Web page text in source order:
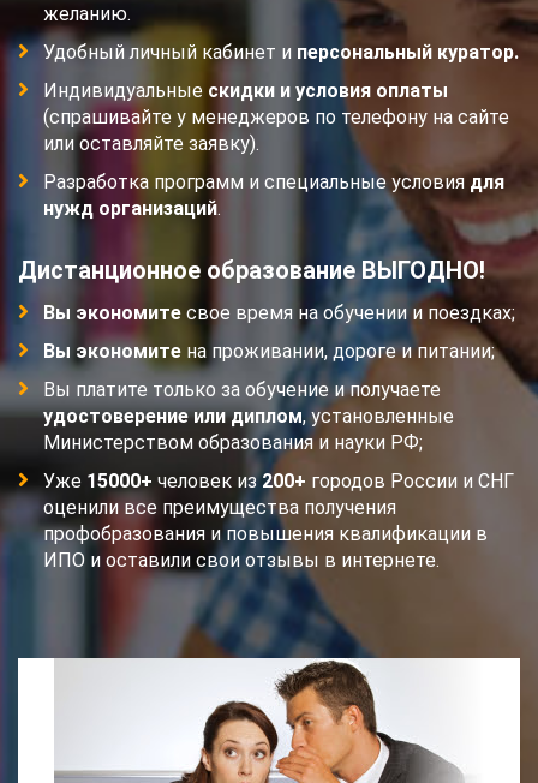
желанию.
Удобный личный кабинет и персональный куратор.
Индивидуальные скидки и условия оплаты
(спрашивайте у менеджеров по телефону на сайте
или оставляйте заявку).
Разработка программ и специальные условия для
нужд организаций.
Дистанционное образование ВЫГОДНО!
Вы экономите свое время на обучении и поездках;
Вы экономите на проживании, дороге и питании;
Вы платите только за обучение и получаете
удостоверение или диплом, установленные
Министерством образования и науки РФ;
Уже 15000+ человек из200+ городов России и СНГ
оценили все преимущества получения
профобразования и повышения квалификации в
ИПО и оставили свои отзывы в интернете.